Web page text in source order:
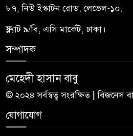
৮৭, নিউ ইস্কাটন রোড, লেভেল-১০,
ফ্ল্যাট ৯/বি, এসি মার্কেট, ঢাকা।
সম্পাদক
মেহেদী হাসান বাবু
© ২০২৪ সর্বস্বত্ব সংরক্ষিত | বিজনেস
যোগাযোগ